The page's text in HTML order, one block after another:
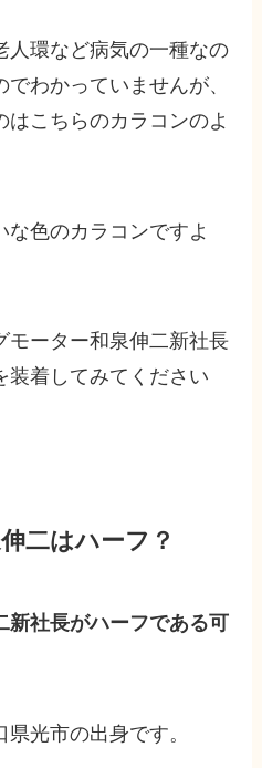
人環など病気の一種なの
わかっていませんが、
こちらのカラコンのよ
色のカラコンですよ
モーター和泉伸二新社長
装着してみてください
二はハーフ？
新社長がハーフである可
光市の出身です。